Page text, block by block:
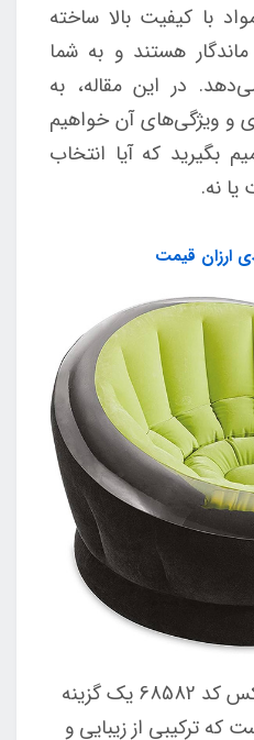
با کیفیت بالا ساخته
هستند و به شما
در این مقاله، به
و ویژگی‌های آن خواهیم
بگیرید که آیا انتخاب
نه.
ارزان قیمت
مبل بادی تک نفره اینتکس کد 68582 یک گزینه
ترکیبی از زیبایی و